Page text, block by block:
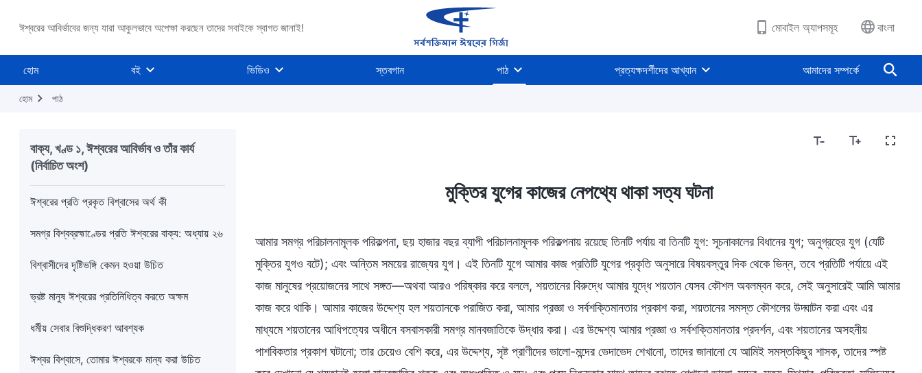
ঈশ্বরের আবির্ভাবের জন্য যারা আকুলভাবে অপেক্ষা করছেন তাদের সবাইকে স্বাগত জানাই! মোবাইল অ্যাপসমূহ বাংলা
হোম বই ভিডিও স্তবগান পাঠ প্রত্যক্ষদর্শীদের আখ্যান আমাদের সম্পর্কে
হোম পাঠ
বাক্য, খণ্ড ১, ঈশ্বরের আবির্ভাব ও তাঁর কার্য
(নির্বাচিত অংশ)
ঈশ্বরের প্রতি প্রকৃত বিশ্বাসের অর্থ কী
সমগ্র বিশ্বব্রহ্মাণ্ডের প্রতি ঈশ্বরের বাক্য: অধ্যায় ২৬
বিশ্বাসীদের দৃষ্টিভঙ্গি কেমন হওয়া উচিত
ভ্রষ্ট মানুষ ঈশ্বরের প্রতিনিধিত্ব করতে অক্ষম
ধর্মীয় সেবার বিশুদ্ধিকরণ আবশ্যক
ঈশ্বর বিশ্বাসে, তোমার ঈশ্বরকে মান্য করা উচিত
মুক্তির যুগের কাজের নেপথ্যে থাকা সত্য ঘটনা
আমার সমগ্র পরিচালনামূলক পরিকল্পনা, ছয় হাজার বছর ব্যাপী পরিচালনামূলক পরিকল্পনায় রয়েছে তিনটি পর্যায় বা তিনটি যুগ: সূচনাকালের বিধানের যুগ; অনুগ্রহের যুগ (যেটি
মুক্তির যুগও বটে); এবং অন্তিম সময়ের রাজ্যের যুগ। এই তিনটি যুগে আমার কাজ প্রতিটি যুগের প্রকৃতি অনুসারে বিষয়বস্তুর দিক থেকে ভিন্ন, তবে প্রতিটি পর্যায়ে এই
কাজ মানুষের প্রয়োজনের সাথে সঙ্গত—অথবা আরও পরিষ্কার করে বললে, শয়তানের বিরুদ্ধে আমার যুদ্ধে শয়তান যেসব কৌশল অবলম্বন করে, সেই অনুসারেই আমি আমার
কাজ করে থাকি। আমার কাজের উদ্দেশ্য হল শয়তানকে পরাজিত করা, আমার প্রজ্ঞা ও সর্বশক্তিমানতার প্রকাশ করা, শয়তানের সমস্ত কৌশলের উদ্ঘাটন করা এবং এর
মাধ্যমে শয়তানের আধিপত্যের অধীনে বসবাসকারী সমগ্র মানবজাতিকে উদ্ধার করা। এর উদ্দেশ্য আমার প্রজ্ঞা ও সর্বশক্তিমানতার প্রদর্শন, এবং শয়তানের অসহনীয়
পাশবিকতার প্রকাশ ঘটানো; তার চেয়েও বেশি করে, এর উদ্দেশ্য, সৃষ্ট প্রাণীদের ভালো-মন্দের ভেদাভেদ শেখানো, তাদের জানানো যে আমিই সমস্তকিছুর শাসক, তাদের স্পষ্ট